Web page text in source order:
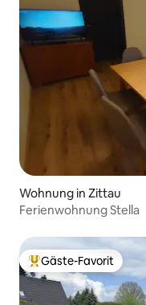
Wohnung in Zittau
Ferienwohnung Stella
Beliebter Gäste-Favorit.
Gäste-Favorit